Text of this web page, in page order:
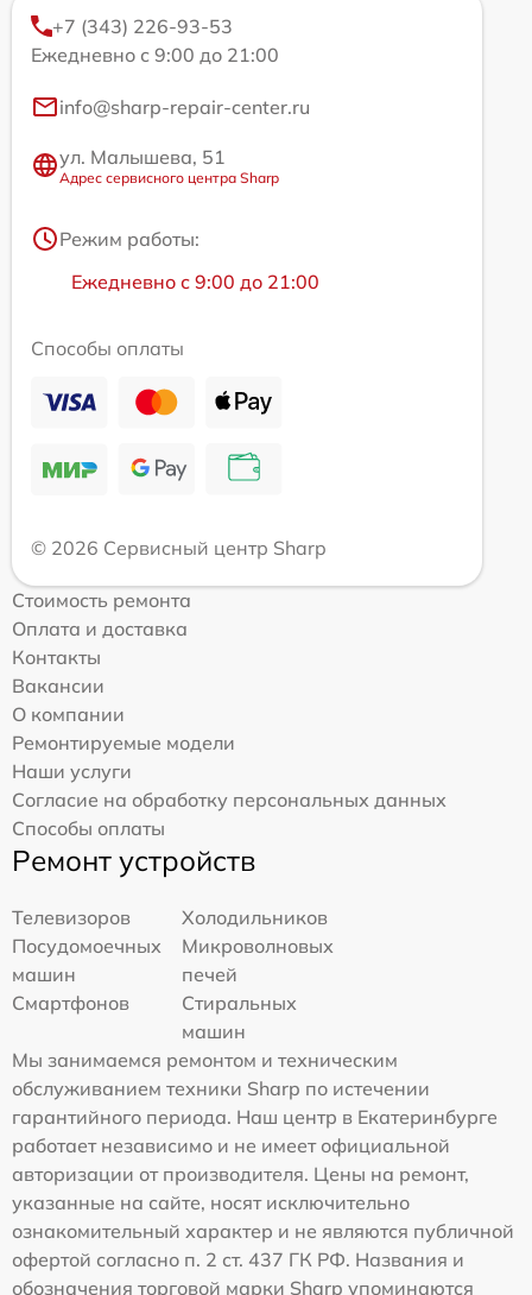
+7 (343) 226-93-53
Ежедневно с 9:00 до 21:00
info@sharp-repair-center.ru
ул. Малышева, 51
Адрес сервисного центра Sharp
Режим работы:
Ежедневно с 9:00 до 21:00
Способы оплаты
© 2026 Сервисный центр Sharp
Стоимость ремонта
Оплата и доставка
Контакты
Вакансии
О компании
Ремонтируемые модели
Наши услуги
Согласие на обработку персональных данных
Способы оплаты
Ремонт устройств
Телевизоров
Холодильников
Посудомоечных
машин
Микроволновых
печей
Смартфонов
Стиральных
машин
Мы занимаемся ремонтом и техническим
обслуживанием техники Sharp по истечении
гарантийного периода. Наш центр в Екатеринбурге
работает независимо и не имеет официальной
авторизации от производителя. Цены на ремонт,
указанные на сайте, носят исключительно
ознакомительный характер и не являются публичной
офертой согласно п. 2 ст. 437 ГК РФ. Названия и
обозначения торговой марки Sharp упоминаются